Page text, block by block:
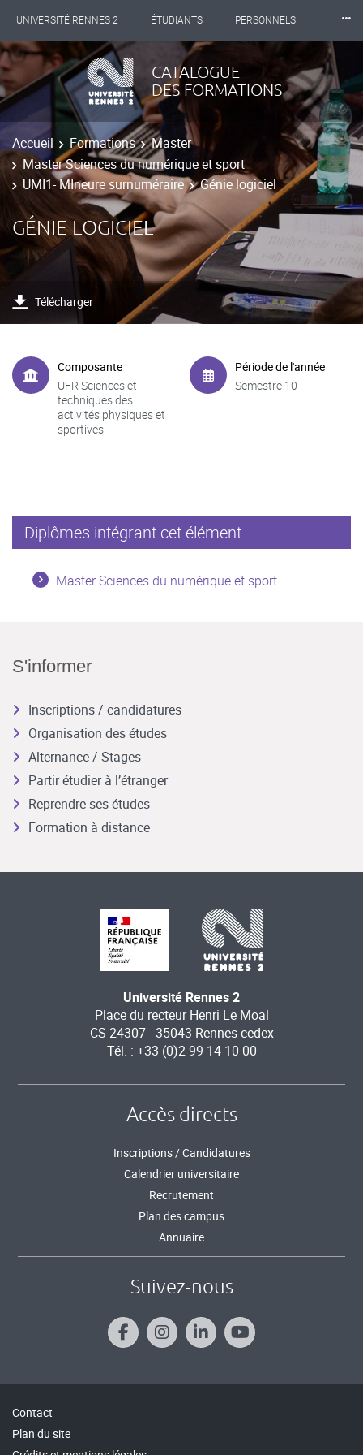
UNIVERSITÉ RENNES 2 ÉTUDIANTS PERSONNELS
INTERNATIONAL PROFESSIONNELS BIBLIOTHÈQUES
LES NOUVELLES DE RENNES 2
⸱⸱⸱
CATALOGUE
DES FORMATIONS
Accueil Formations
Master
Master Sciences du numérique et sport
UMI1- MIneure surnuméraire
Génie logiciel
GÉNIE LOGICIEL
Télécharger
Composante
UFR Sciences et
techniques des
activités physiques et
sportives
Période de l'année
Semestre 10
Diplômes intégrant cet élément
Master Sciences du numérique et sport
S'informer
Inscriptions / candidatures
Organisation des études
Alternance / Stages
Partir étudier à l’étranger
Reprendre ses études
Formation à distance
Université Rennes 2
Place du recteur Henri Le Moal
CS 24307 - 35043 Rennes cedex
Tél. : +33 (0)2 99 14 10 00
Accès directs
Inscriptions / Candidatures
Calendrier universitaire
Recrutement
Plan des campus
Annuaire
Suivez-nous
Contact
Plan du site